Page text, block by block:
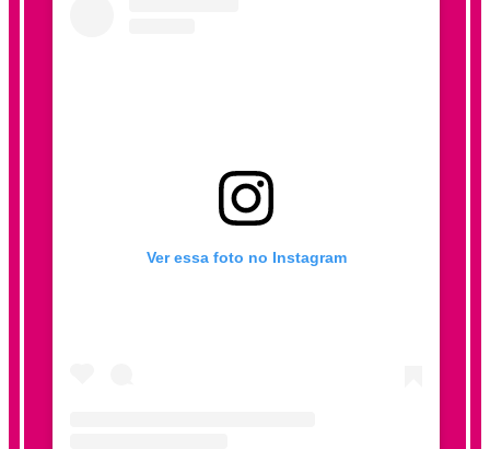
Ver essa foto no Instagram